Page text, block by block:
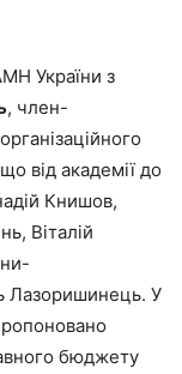
України з
, член-
від академії до
Книшов,
Віталій
Лазоришинець. У
бюджету